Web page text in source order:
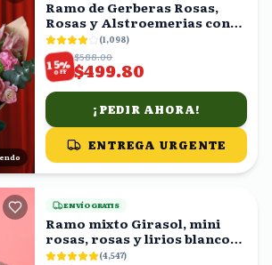
Ramo de Gerberas Rosas,
Rosas y Alstroemerias con
Eucalipto
(1,098)
15%
OFF
$588.00
$499.80
¡PEDIR AHORA!
ENTREGA URGENTE
ENVÍO GRATIS
Ramo mixto Girasol, mini
rosas, rosas y lirios blancos
en ramo(4,547)